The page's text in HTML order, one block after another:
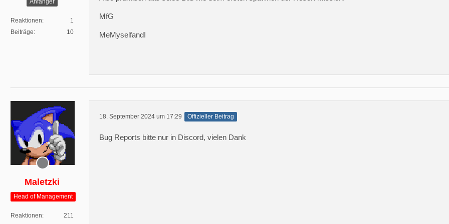
Reaktionen
1
Beiträge
10
MfG
MeMyselfandI
Maletzki
Head of Management
Reaktionen
211
18. September 2024 um 17:29 Offizieller Beitrag
Bug Reports bitte nur in Discord, vielen Dank